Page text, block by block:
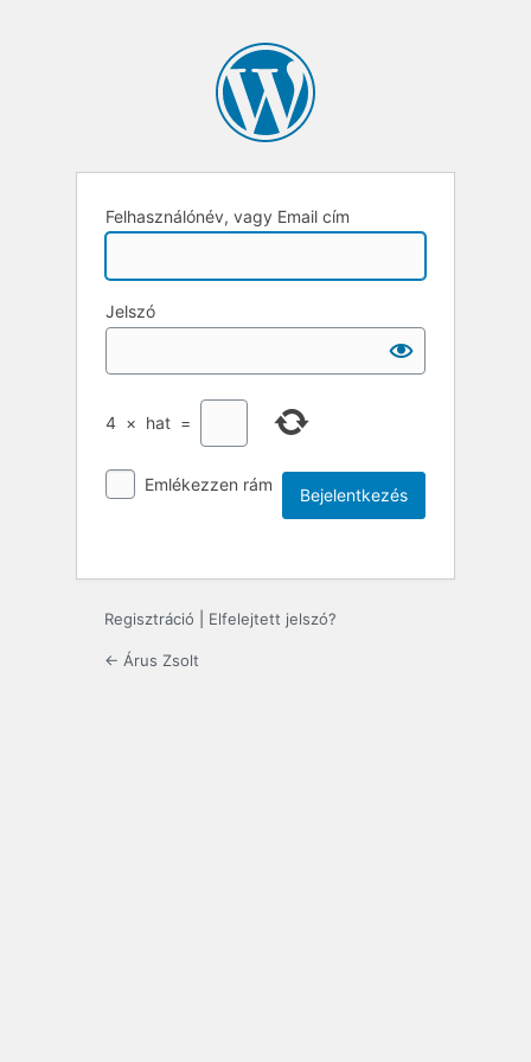
Felhasználónév, vagy Email cím
Jelszó
4 × hat =
Emlékezzen rám
Regisztráció Elfelejtett jelszó?
← Árus Zsolt